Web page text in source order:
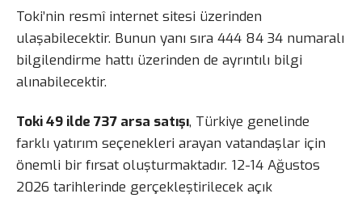
Toki’nin resmî internet sitesi üzerinden
ulaşabilecektir. Bunun yanı sıra 444 84 34 numaralı
bilgilendirme hattı üzerinden de ayrıntılı bilgi
alınabilecektir.
Toki 49 ilde 737 arsa satışı, Türkiye genelinde
farklı yatırım seçenekleri arayan vatandaşlar için
önemli bir fırsat oluşturmaktadır. 12-14 Ağustos
2026 tarihlerinde gerçekleştirilecek açık